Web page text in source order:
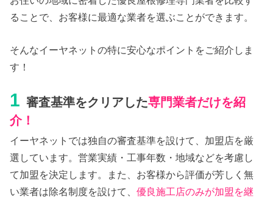
ることで、お客様に最適な業者を選ぶことができます。
そんなイーヤネットの特に安心なポイントをご紹介しま
す！
1 審査基準をクリアした専門業者だけを紹
介！
イーヤネットでは独自の審査基準を設けて、加盟店を厳
選しています。営業実績・工事年数・地域などを考慮し
て加盟を決定します。また、お客様から評価が芳しく無
い業者は除名制度を設けて、優良施工店のみが加盟を継